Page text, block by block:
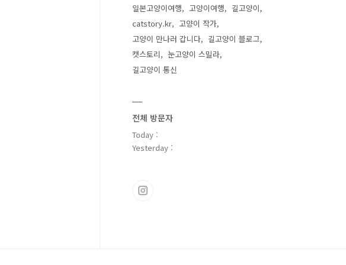
일본고양이여행
고양이여행
길고양이
catstory.kr
고양이 작가
고양이 만나러 갑니다
길고양이 블로그
캣스토리
눈고양이 스밀라
길고양이 통신
전체 방문자
Today :
Yesterday :